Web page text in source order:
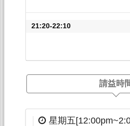
21:20-22:10
請益時
星期五